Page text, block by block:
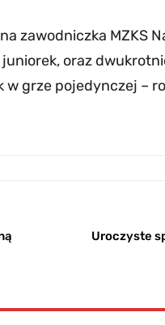
zawodniczka MZKS
oraz
grze pojedynczej –
Uroczyste